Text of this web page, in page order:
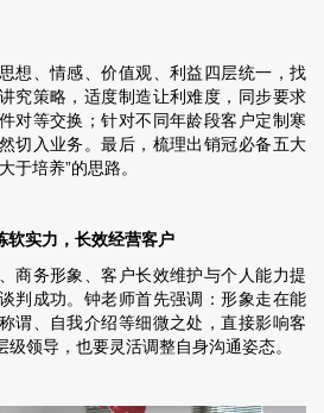
想、情感、价值观、利益四层统一，找
究策略，适度制造让利难度，同步要求
对等交换；针对不同年龄段客户定制寒
切入业务。最后，梳理出销冠必备五大
于培养”的思路。
软实力，长效经营客户
商务形象、客户长效维护与个人能力提
判成功。钟老师首先强调：形象走在能
谓、自我介绍等细微之处，直接影响客
级领导，也要灵活调整自身沟通姿态。